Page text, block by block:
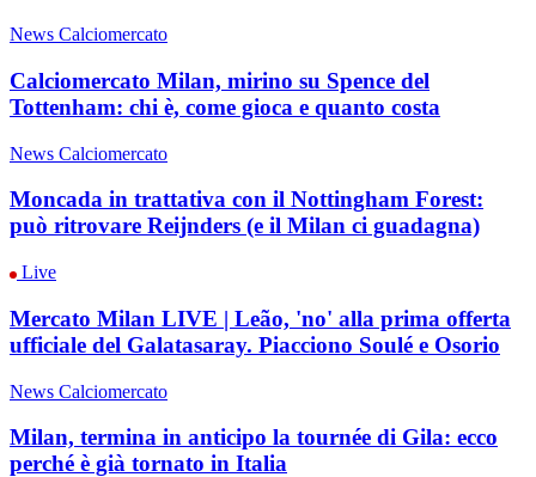
News Calciomercato
Calciomercato Milan, mirino su Spence del
Tottenham: chi è, come gioca e quanto costa
News Calciomercato
Moncada in trattativa con il Nottingham Forest:
può ritrovare Reijnders (e il Milan ci guadagna)
Live
Mercato Milan LIVE | Leão, 'no' alla prima offerta
ufficiale del Galatasaray. Piacciono Soulé e Osorio
News Calciomercato
Milan, termina in anticipo la tournée di Gila: ecco
perché è già tornato in Italia